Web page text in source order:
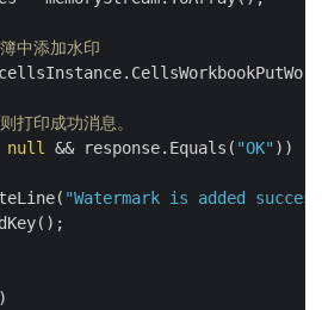
添加水印
印成功消息。
null && response.Equals( "OK" ))
"Watermark is added